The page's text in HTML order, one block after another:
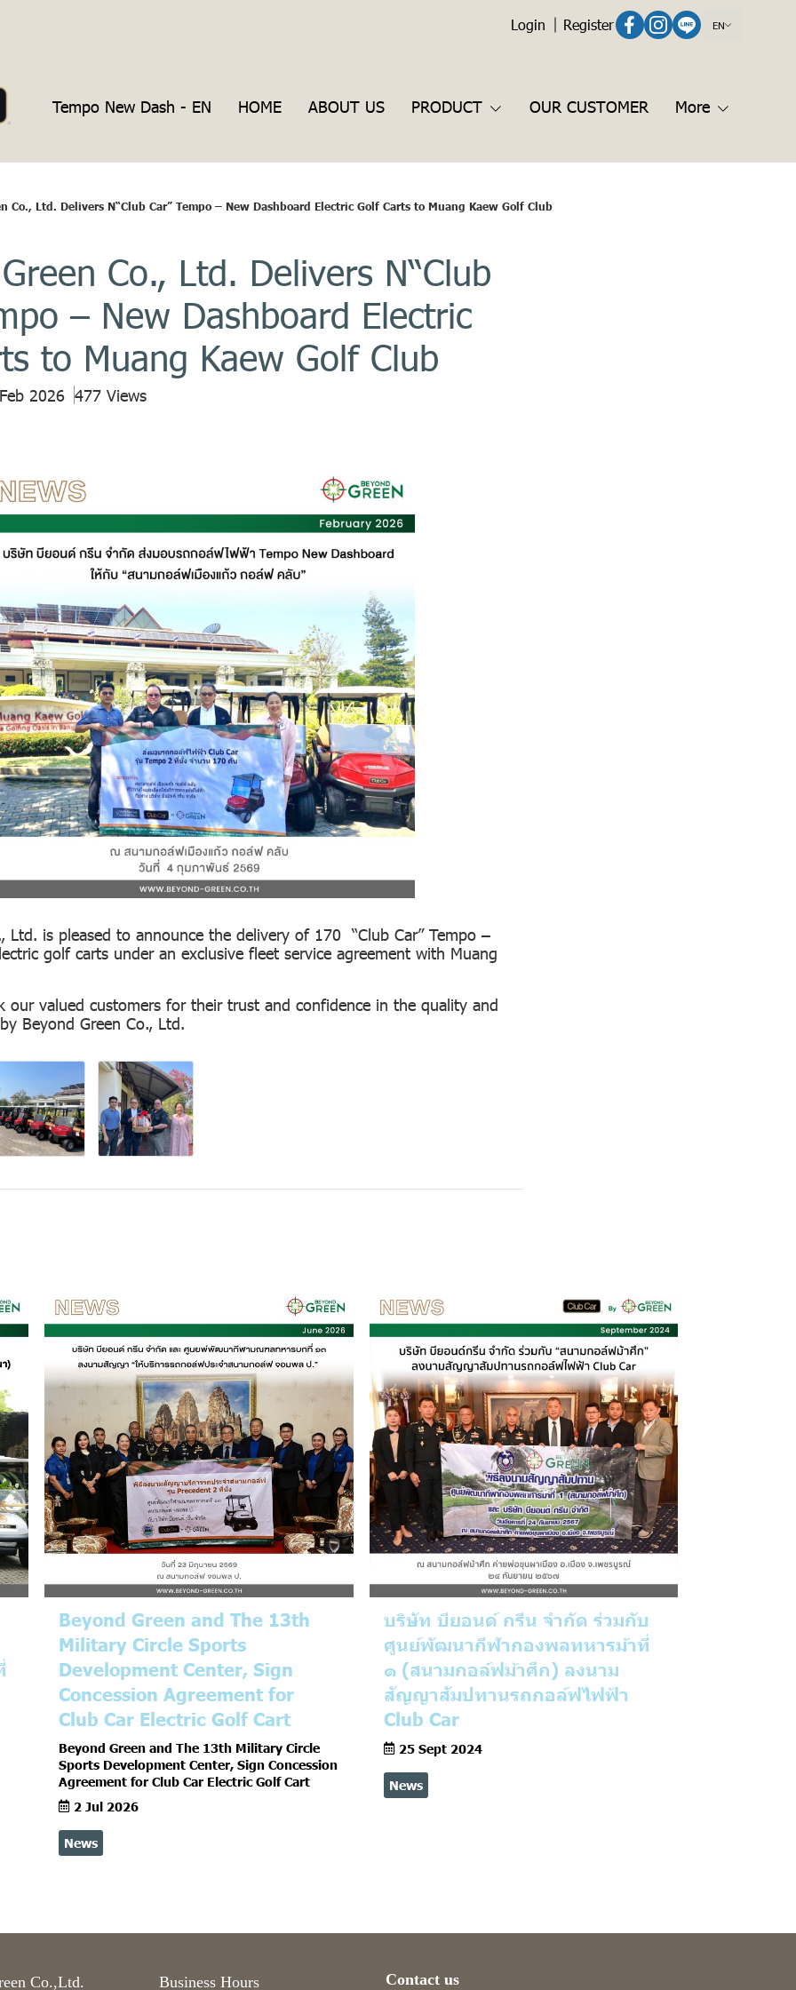
Login Register EN
Tempo New Dash - EN HOME ABOUT US PRODUCT OUR CUSTOMER More
Co., Ltd. Delivers N“Club Car” Tempo – New Dashboard Electric Golf Carts to Muang Kaew Golf Club
Co., Ltd. Delivers N“Club
– New Dashboard Electric
to Muang Kaew Golf Club
2026 477 Views
Ltd. is pleased to announce the delivery of 170 “Club Car” Tempo –
golf carts under an exclusive fleet service agreement with Muang
our valued customers for their trust and confidence in the quality and
Beyond Green Co., Ltd.
Beyond Green and The 13th
Military Circle Sports
Development Center, Sign
Concession Agreement for
Club Car Electric Golf Cart
Beyond Green and The 13th Military Circle
Sports Development Center, Sign Concession
Agreement for Club Car Electric Golf Cart
2 Jul 2026
News
บริษัท บียอนด์ กรีน จำกัด ร่วมกับ
ศูนย์พัฒนากีฬากองพลทหารม้าที่
๑ (สนามกอล์ฟม้าศึก) ลงนาม
สัญญาสัมปทานรถกอล์ฟไฟฟ้า
Club Car
25 Sept 2024
News
Co.,Ltd. Business Hours Contact us